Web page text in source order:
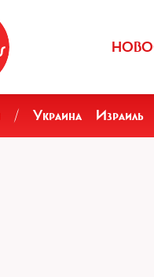
/ Украина Израиль